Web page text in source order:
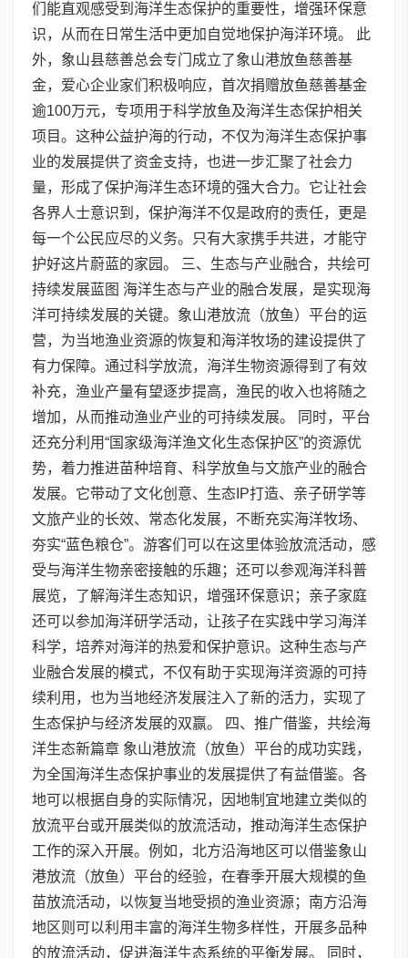
们能直观感受到海洋生态保护的重要性，增强环保意
识，从而在日常生活中更加自觉地保护海洋环境。 此
外，象山县慈善总会专门成立了象山港放鱼慈善基
金，爱心企业家们积极响应，首次捐赠放鱼慈善基金
逾100万元，专项用于科学放鱼及海洋生态保护相关
项目。这种公益护海的行动，不仅为海洋生态保护事
业的发展提供了资金支持，也进一步汇聚了社会力
量，形成了保护海洋生态环境的强大合力。它让社会
各界人士意识到，保护海洋不仅是政府的责任，更是
每一个公民应尽的义务。只有大家携手共进，才能守
护好这片蔚蓝的家园。 三、生态与产业融合，共绘可
持续发展蓝图 海洋生态与产业的融合发展，是实现海
洋可持续发展的关键。象山港放流（放鱼）平台的运
营，为当地渔业资源的恢复和海洋牧场的建设提供了
有力保障。通过科学放流，海洋生物资源得到了有效
补充，渔业产量有望逐步提高，渔民的收入也将随之
增加，从而推动渔业产业的可持续发展。 同时，平台
还充分利用“国家级海洋渔文化生态保护区”的资源优
势，着力推进苗种培育、科学放鱼与文旅产业的融合
发展。它带动了文化创意、生态IP打造、亲子研学等
文旅产业的长效、常态化发展，不断充实海洋牧场、
夯实“蓝色粮仓”。游客们可以在这里体验放流活动，感
受与海洋生物亲密接触的乐趣；还可以参观海洋科普
展览，了解海洋生态知识，增强环保意识；亲子家庭
还可以参加海洋研学活动，让孩子在实践中学习海洋
科学，培养对海洋的热爱和保护意识。这种生态与产
业融合发展的模式，不仅有助于实现海洋资源的可持
续利用，也为当地经济发展注入了新的活力，实现了
生态保护与经济发展的双赢。 四、推广借鉴，共绘海
洋生态新篇章 象山港放流（放鱼）平台的成功实践，
为全国海洋生态保护事业的发展提供了有益借鉴。各
地可以根据自身的实际情况，因地制宜地建立类似的
放流平台或开展类似的放流活动，推动海洋生态保护
工作的深入开展。例如，北方沿海地区可以借鉴象山
港放流（放鱼）平台的经验，在春季开展大规模的鱼
苗放流活动，以恢复当地受损的渔业资源；南方沿海
地区则可以利用丰富的海洋生物多样性，开展多品种
的放流活动，促进海洋生态系统的平衡发展。 同时，